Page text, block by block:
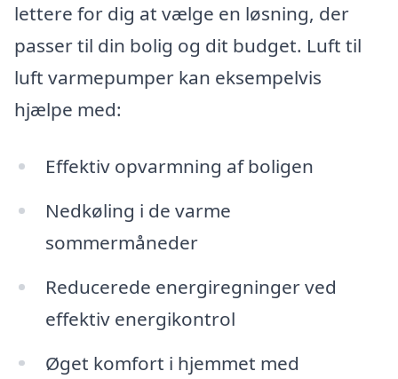
lettere for dig at vælge en løsning, der
passer til din bolig og dit budget. Luft til
luft varmepumper kan eksempelvis
hjælpe med:
Effektiv opvarmning af boligen
Nedkøling i de varme
sommermåneder
Reducerede energiregninger ved
effektiv energikontrol
Øget komfort i hjemmet med